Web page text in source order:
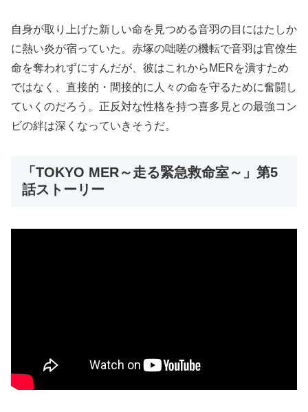
自身が取り上げた新しい命を見つめる音羽の目にはたしか
に熱い炎が宿っていた。赤塚の咄嗟の機転で音羽は官僚生
命を奪われずにすんだが、彼はこれからMERを潰すため
ではなく、直接的・間接的に人々の命を守るために奮闘し
ていくのだろう。正反対な性格を持つ喜多見との最強コン
ビの絆は深くなっていきそうだ。
「TOKYO MER～走る緊急救命室～」第5
話ストーリー